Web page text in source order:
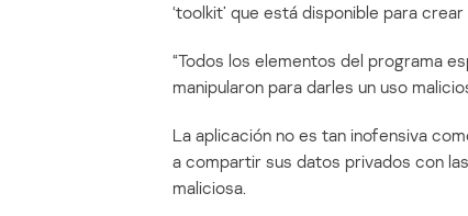
‘toolkit’ que está disponible para
“Todos los elementos del programa
manipularon para darles un uso
La aplicación no es tan inofensiva
a compartir sus datos privados con
maliciosa.